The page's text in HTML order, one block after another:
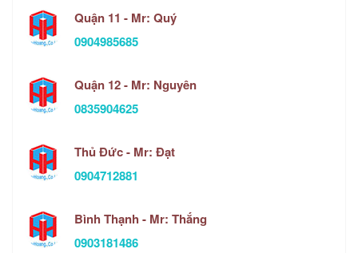
Quận 11 - Mr: Quý
0904985685
Quận 12 - Mr: Nguyên
0835904625
Thủ Đức - Mr: Đạt
0904712881
Bình Thạnh - Mr: Thắng
0903181486